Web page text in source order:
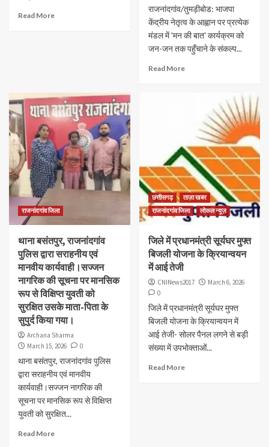
Read More
राजनांदगांव/तुमड़ीबोड: भाजपा
केंद्रीय नेतृत्व के आह्वान पर प्रत्येक
मंडल में 'मन की बात' कार्यक्रम को
जन-जन तक पहुँचाने के संकल्प...
Read More
राजनांदगांव जिला
थाना बसंतपुर, राजनांदगांव
पुलिस द्वारा सराहनीय एवं
मानवीय कार्यवाही।सज्जन
नागरिक की सूचना पर मानसिक
रूप से विक्षिप्त युवती को
सुरक्षित उसके माता-पिता के
सुपुर्द किया गया।
Archana Sharma
March 15, 2026
0
थाना बसंतपुर, राजनांदगांव पुलिस
द्वारा सराहनीय एवं मानवीय
कार्यवाही।सज्जन नागरिक की
सूचना पर मानसिक रूप से विक्षिप्त
युवती को सुरक्षित...
Read More
छत्तीसगढ़
ताज़ा खबर
राजनांदगांव जिला
लोकल न्यूज़
जिले में प्रधानमंत्री सूर्यघर मुफ्त
बिजली योजना के क्रियान्वयन
में आई तेजी
CNINews2017
March 6, 2026
0
जिले में प्रधानमंत्री सूर्यघर मुफ्त
बिजली योजना के क्रियान्वयन में
आई तेजी- सोलर पैनल लगने से बड़ी
संख्या में उपभोक्ताओं...
Read More